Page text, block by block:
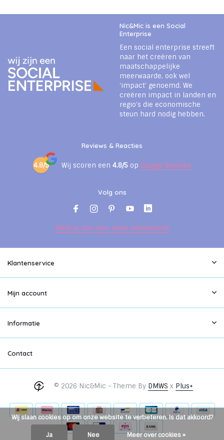
Nic&Mic is een Social
Enterprise
Een social enterprise streeft
naar het creëren van
maatschappelijke
meerwaarde, ook wel
‘impact’ genoemd. We
creëren impact in landen en
regio’s die economische
steun hard nodig hebben.
Reviews & Reacties
4.8/5 Wij scoren een 4.8/5 op Google Reviews
Volg ons
Meld je aan voor onze nieuwsbrief
Klantenservice
Mijn account
Informatie
Contact
© 2026 Nic&Mic - Theme By DMWS x Plus+
Wij slaan cookies op om onze website te verbeteren. Is dat akkoord?
Ja Nee Meer over cookies »